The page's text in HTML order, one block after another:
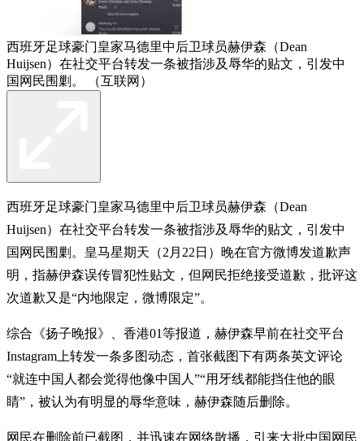
西班牙足球豪门皇家马德里中后卫球员赫伊森（Dean
Huijsen）在社交平台转发一条被指涉及辱华的贴文，引发中
国网民围剿。 （互联网）
西班牙足球豪门皇家马德里中后卫球员赫伊森（Dean
Huijsen）在社交平台转发一条被指涉及辱华的贴文，引发中
国网民围剿。皇马星期天（2月22日）晚在官方微博发道歉声
明，指赫伊森误传冒犯性贴文，但网民拒绝接受道歉，批评这
次道歉又是“内地限定，微博限定”。
综合《扬子晚报》、香港01等报道，赫伊森早前在社交平台
Instagram上转发一条多图动态，首张截图下有两条英文评论
“就连中国人都会觉得他像中国人”“用牙线都能挡住他的眼
睛”，被认为有明显的辱华意味，赫伊森随后删除。
网民在删除前已截图，并迅速在网络散播，引来大批中国网民